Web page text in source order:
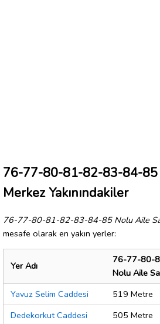
76-77-80-81-82-83-84-85
Merkez Yakınındakiler
76-77-80-81-82-83-84-85 Nolu Aile
mesafe olarak en yakın yerler:
Yer Adı
76-77-80-
Nolu Aile
Yavuz Selim Caddesi
519 Metre
Dedekorkut Caddesi
505 Metre